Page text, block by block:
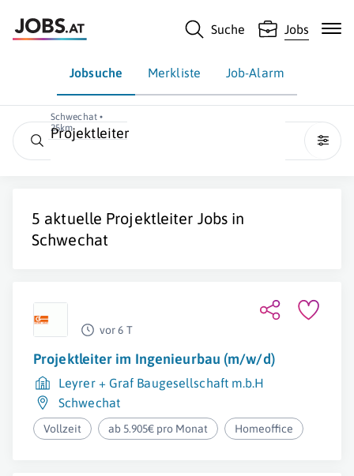
Suche Jobs
Jobsuche Merkliste Job-Alarm
Schwechat •
25km
Projektleiter
5 aktuelle Projektleiter Jobs in
Schwechat
vor 6 T
Projektleiter im Ingenieurbau (m/w/d)
Leyrer + Graf Baugesellschaft m.b.H
Schwechat
Vollzeit ab 5.905€ pro Monat Homeoffice